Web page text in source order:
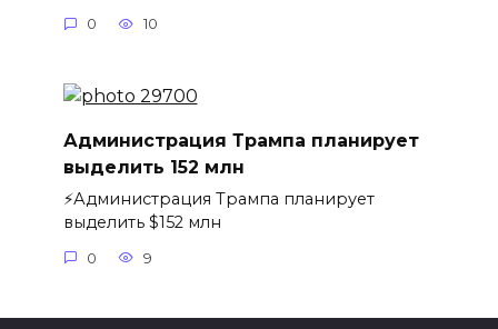
0 10
Администрация Трампа планирует
выделить 152 млн
⚡️Администрация Трампа планирует
выделить $152 млн
0 9